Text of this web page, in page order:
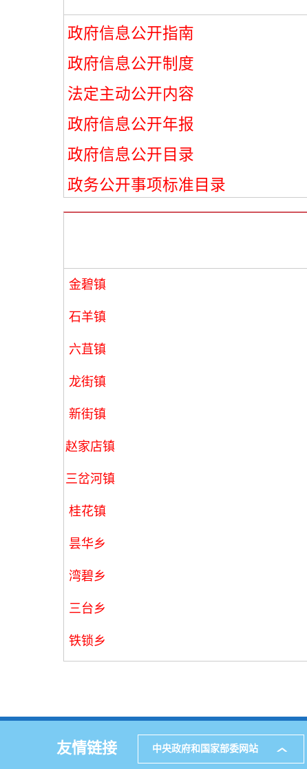
政府信息公开指南
政府信息公开制度
法定主动公开内容
政府信息公开年报
政府信息公开目录
政务公开事项标准目录
金碧镇
石羊镇
六苴镇
龙街镇
新街镇
赵家店镇
三岔河镇
桂花镇
昙华乡
湾碧乡
三台乡
铁锁乡
友情链接 中央政府和国家部委网站